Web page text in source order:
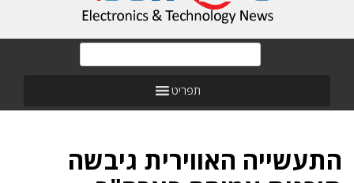
תפריט
התעשייה האווירית גיבשה